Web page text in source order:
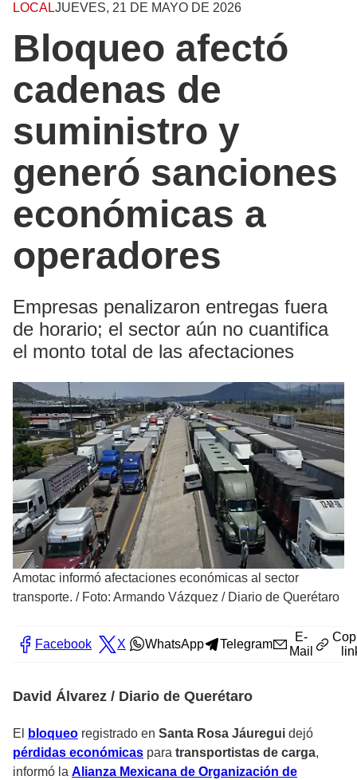
LOCALJUEVES, 21 DE MAYO DE 2026
Bloqueo afectó
cadenas de
suministro y
generó sanciones
económicas a
operadores
Empresas penalizaron entregas fuera
de horario; el sector aún no cuantifica
el monto total de las afectaciones
Amotac informó afectaciones económicas al sector
transporte. / Foto: Armando Vázquez / Diario de Querétaro
Facebook X WhatsApp Telegram
E-
Mail
David Álvarez / Diario de Querétaro
El bloqueo registrado en Santa Rosa Jáuregui dejó
pérdidas económicas para transportistas de carga,
informó la Alianza Mexicana de Organización de